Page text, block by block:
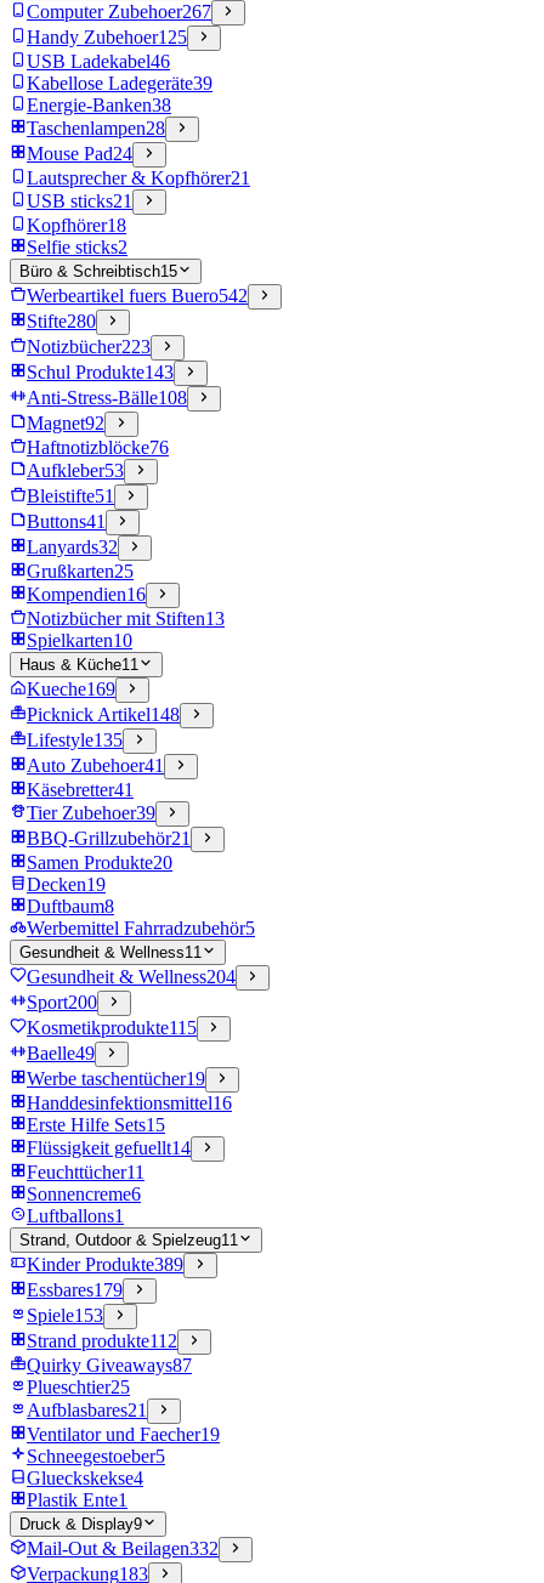
Computer Zubehoer267
Handy Zubehoer125
USB Ladekabel46
Kabellose Ladegeräte39
Energie-Banken38
Taschenlampen28
Mouse Pad24
Lautsprecher & Kopfhörer21
USB sticks21
Kopfhörer18
Selfie sticks2
Büro & Schreibtisch15
Werbeartikel fuers Buero542
Stifte280
Notizbücher223
Schul Produkte143
Anti-Stress-Bälle108
Magnet92
Haftnotizblöcke76
Aufkleber53
Bleistifte51
Buttons41
Lanyards32
Grußkarten25
Kompendien16
Notizbücher mit Stiften13
Spielkarten10
Haus & Küche11
Kueche169
Picknick Artikel148
Lifestyle135
Auto Zubehoer41
Käsebretter41
Tier Zubehoer39
BBQ-Grillzubehör21
Samen Produkte20
Decken19
Duftbaum8
Werbemittel Fahrradzubehör5
Gesundheit & Wellness11
Gesundheit & Wellness204
Sport200
Kosmetikprodukte115
Baelle49
Werbe taschentücher19
Handdesinfektionsmittel16
Erste Hilfe Sets15
Flüssigkeit gefuellt14
Feuchttücher11
Sonnencreme6
Luftballons1
Strand, Outdoor & Spielzeug11
Kinder Produkte389
Essbares179
Spiele153
Strand produkte112
Quirky Giveaways87
Plueschtier25
Aufblasbares21
Ventilator und Faecher19
Schneegestoeber5
Glueckskekse4
Plastik Ente1
Druck & Display9
Mail-Out & Beilagen332
Verpackung183